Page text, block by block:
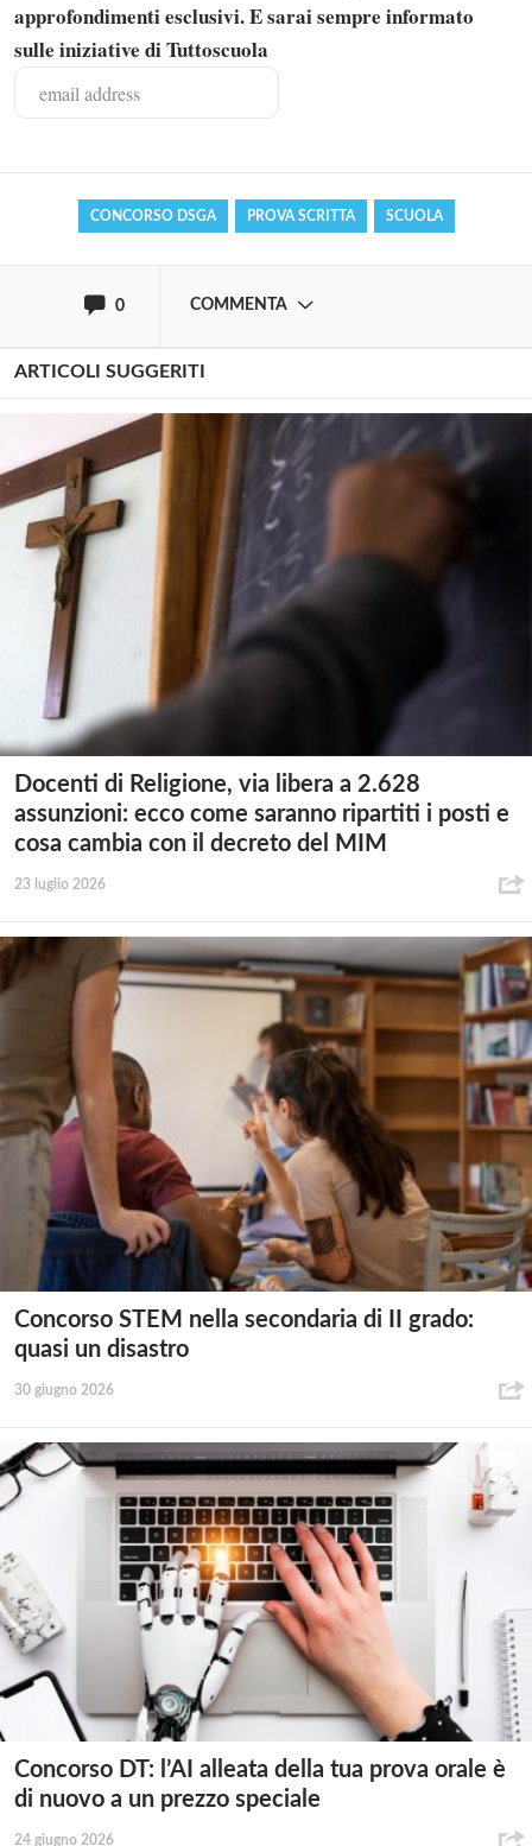
approfondimenti esclusivi. E sarai sempre informato
sulle iniziative di Tuttoscuola
CONCORSO DSGA PROVA SCRITTA SCUOLA
0 COMMENTA
Solo gli utenti registrati possono
commentare!
ARTICOLI SUGGERITI
Docenti di Religione, via libera a 2.628
assunzioni: ecco come saranno ripartiti i posti e
cosa cambia con il decreto del MIM
23 luglio 2026
Concorso STEM nella secondaria di II grado:
quasi un disastro
30 giugno 2026
Concorso DT: l’AI alleata della tua prova orale è
di nuovo a un prezzo speciale
24 giugno 2026